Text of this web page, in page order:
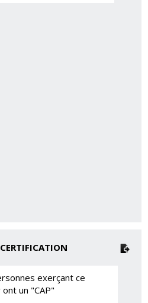
exerçant ce
un "CAP"